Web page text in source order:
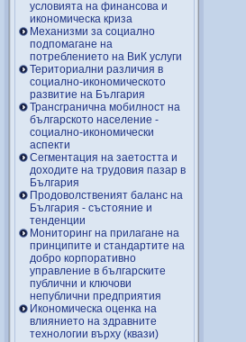
условията на финансова и
икономическа криза
Механизми за социално
подпомагане на
потреблението на ВиК услуги
Териториални различия в
социално-икономическото
развитие на България
Трансгранична мобилност на
българското население -
социално-икономически
аспекти
Сегментация на заетостта и
доходите на трудовия пазар в
България
Продоволственият баланс на
България - състояние и
тенденции
Мониторинг на прилагане на
принципите и стандартите на
добро корпоративно
управление в българските
публични и ключови
непублични предприятия
Икономическа оценка на
влиянието на здравните
технологии върху (квази)